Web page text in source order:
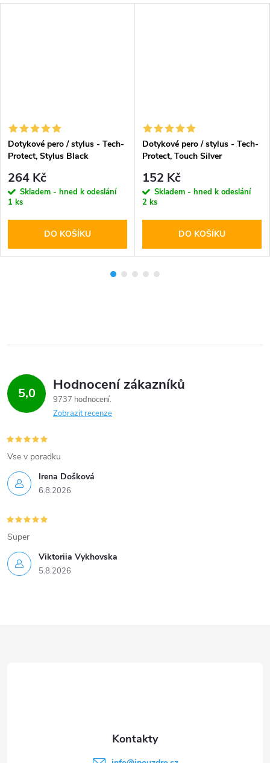
Dotykové pero / stylus - Tech-
Protect, Stylus Black
264 Kč
Skladem - hned k odeslání
1 ks
DO KOŠÍKU
Dotykové pero / stylus - Tech-
Protect, Touch Silver
152 Kč
Skladem - hned k odeslání
2 ks
DO KOŠÍKU
5,0 Hodnocení zákazníků
9737 hodnocení
Zobrazit recenze
Irena Došková
6.8.2026
Vse v poradku
Viktoriia Vykhovska
5.8.2026
Super